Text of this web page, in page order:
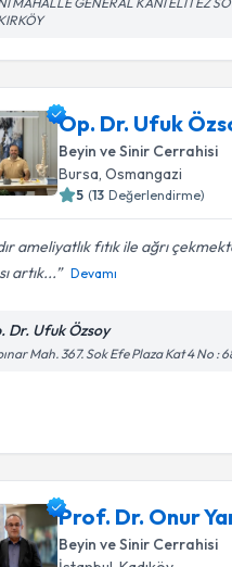
Op. Dr. Ufuk
Beyin ve Sinir Cerrahisi
Bursa, Osmangazi
5 (13 Değerlendirme)
ameliyatlık fıtık ile ağrı
artık...
Devamı
Dr. Ufuk Özsoy
Mah. 367. Sok Efe Plaza Kat 4 No :
Prof. Dr. Onur
Beyin ve Sinir Cerrahisi